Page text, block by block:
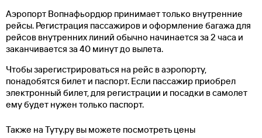
Аэропорт Вопнафьордюр принимает только внутренние
рейсы. Регистрация пассажиров и оформление багажа для
рейсов внутренних линий обычно начинается за 2 часа и
заканчивается за 40 минут до вылета.
Чтобы зарегистрироваться на рейс в аэропорту,
понадобятся билет и паспорт. Если пассажир приобрел
электронный билет, для регистрации и посадки в самолет
ему будет нужен только паспорт.
Также на Туту.ру вы можете посмотреть цены